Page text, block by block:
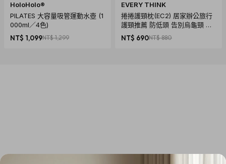
HoloHolo®
PILATES 大容量吸管運動水壺 (1
000ml／4色)
NT$ 1,099NT$ 1,299
EVERY THINK
捲捲護頸枕(EC2) 居家辦公旅行
護頸推薦 防低頭 告別烏龜頸 頸
椎養護 多色可選
NT$ 690NT$ 880